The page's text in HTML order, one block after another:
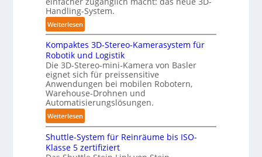
r
l
a
g
e
r
f
ü
r
T
a
c
h
a
t
i
s
i
e
r
u
n
g
s
r
e
Handling-System.
Weiterlesen:
3
D
-
H
a
n
d
l
i
n
g
Kompaktes 3D-Stereo-Kamerasystem für
Robotik und Logistik
Die 3D-Stereo-mini-Kamera von Basler
eignet sich für preissensitive
Anwendungen bei mobilen Robotern,
Warehouse-Drohnen und
Automatisierungslösungen.
Weiterlesen:
K
o
m
Shuttle-System für Reinräume bis ISO-
Klasse 5 zertifiziert